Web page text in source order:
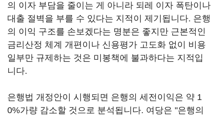
의 이자 부담을 줄이는 게 아니라 되레 이자 폭탄이나
대출 절벽을 부를 수 있다는 지적이 제기됩니다. 은행
의 이익 구조를 손보겠다는 명분은 좋지만 근본적인
금리산정 체계 개편이나 신용평가 고도화 없이 비용
일부만 규제하는 것은 미봉책에 불과하다는 지적입
니다.
은행법 개정안이 시행되면 은행의 세전이익은 약 1
0%가량 감소할 것으로 분석됩니다. 여당은 "은행의